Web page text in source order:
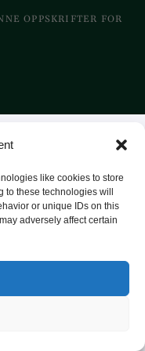
like cookies to store
these technologies will
or unique IDs on this
adversely affect certain
OPPSKRIFTER FOR